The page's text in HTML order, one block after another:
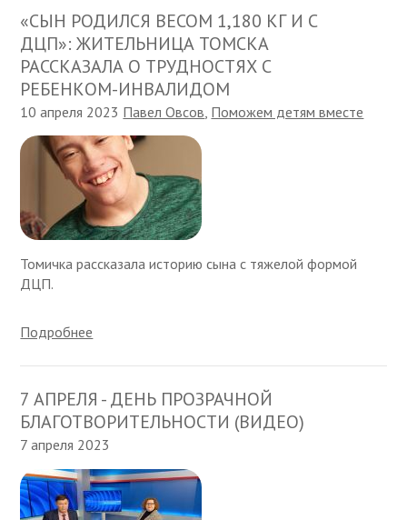
«СЫН РОДИЛСЯ ВЕСОМ 1,180 КГ И С
ДЦП»: ЖИТЕЛЬНИЦА ТОМСКА
РАССКАЗАЛА О ТРУДНОСТЯХ С
РЕБЕНКОМ-ИНВАЛИДОМ
10 апреля 2023 Павел Овсов Поможем детям вместе
Томичка рассказала историю сына с тяжелой формой
ДЦП.
Подробнее
7 АПРЕЛЯ - ДЕНЬ ПРОЗРАЧНОЙ
БЛАГОТВОРИТЕЛЬНОСТИ (ВИДЕО)
7 апреля 2023